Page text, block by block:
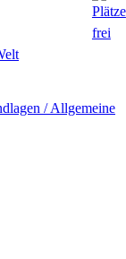
/ Allgemeine